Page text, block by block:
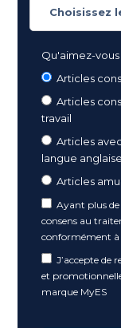
Qu'aimez-vous
Articles
Articles
travail
Articles
langue anglaise
Articles
Ayant plus de
consens au
conformément à
J’accepte de
et
marque MyES